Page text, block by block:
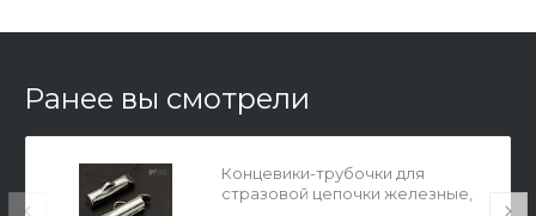
Ранее вы смотрели
Концевики-трубочки для
стразовой цепочки железные,